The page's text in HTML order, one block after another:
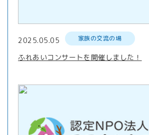
2025.05.05 家族の交流の場
ふれあいコンサートを開催しました！